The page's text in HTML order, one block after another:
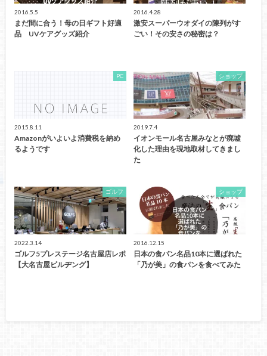
2016.5.5
まだ間に合う！母の日ギフト好適
品 UVケアグッズ紹介
2016.4.28
激安スーパーウオダイの陳列がす
ごい！その安さの秘密は？
PC
2015.8.11
Amazonがいよいよ消費税を納め
るようです
ショップ
2019.7.4
イオンモール名古屋みなとが廃墟
化した理由を現地取材してきまし
た
ゴルフ
2022.3.14
ゴルフ5プレステージ名古屋店レポ
【大名古屋ビルヂング】
ショップ
2016.12.15
日本の食パン名品10本に選ばれた
「乃が美」の食パンを食べてみた